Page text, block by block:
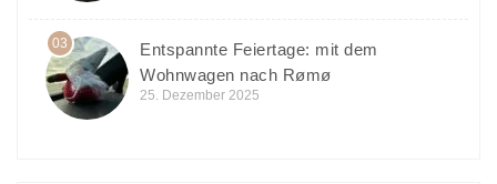
03
Entspannte Feiertage: mit dem
Wohnwagen nach Rømø
25. Dezember 2025